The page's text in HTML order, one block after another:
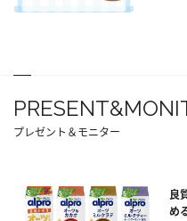
プレゼント＆モニター
良
め